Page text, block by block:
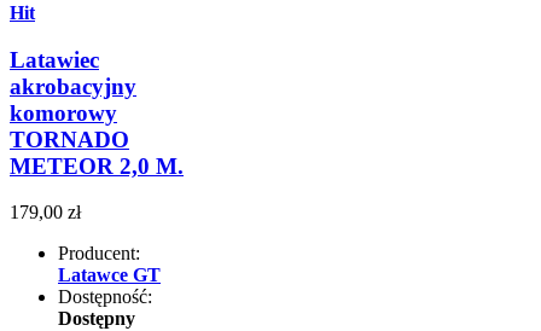
Hit
Latawiec
akrobacyjny
komorowy
TORNADO
METEOR 2,0 M.
179,00 zł
Producent:
Latawce GT
Dostępność:
Dostępny